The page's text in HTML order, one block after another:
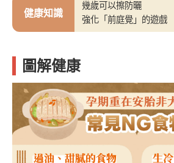
健康知識
幾歲可以擦防曬
強化「前庭覺」的遊戲
圖解健康